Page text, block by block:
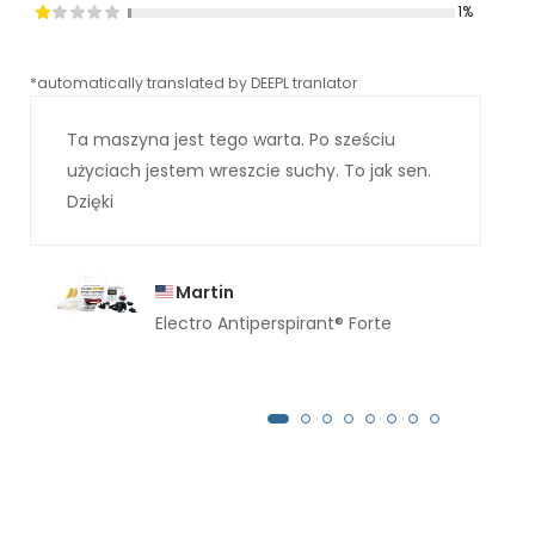
1%
*automatically translated by DEEPL tranlator
Ta maszyna jest tego warta. Po sześciu
użyciach jestem wreszcie suchy. To jak sen.
Dzięki
Martin
Electro Antiperspirant® Forte